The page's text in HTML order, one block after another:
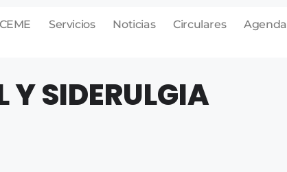
Servicios Noticias Circulares Agenda
Y SIDERULGIA